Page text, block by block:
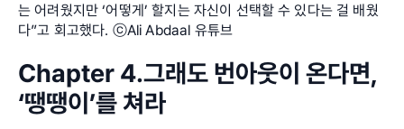
는 어려웠지만 ‘어떻게’ 할지는 자신이 선택할 수 있다는 걸 배웠
다”고 회고했다. ⓒAli Abdaal 유튜브
Chapter 4.그래도 번아웃이 온다면,
‘땡땡이’를 쳐라